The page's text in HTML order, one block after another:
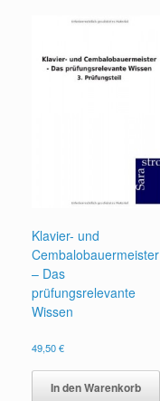
Klavier- und
Cembalobauermeister
– Das
prüfungsrelevante
Wissen
49,50€
In den Warenkorb